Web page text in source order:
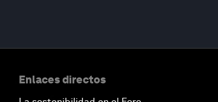
Enlaces directos